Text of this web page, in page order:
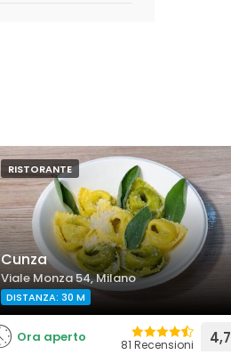
RISTORANTE
Cunza
Viale Monza 54, Milano
DISTANZA: 30 M
Ora aperto 81 Recensioni 4,7